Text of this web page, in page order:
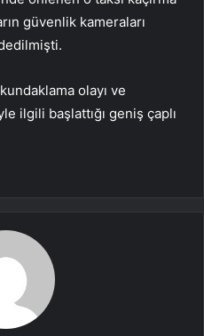
güvenlik kameraları
olayı ve
ilgili başlattığı geniş çaplı